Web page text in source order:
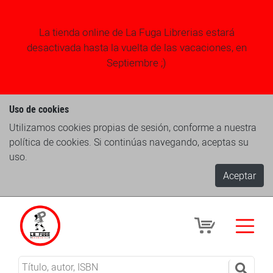
La tienda online de La Fuga Librerias estará
desactivada hasta la vuelta de las vacaciones, en
Septiembre ;)
Uso de cookies
Utilizamos cookies propias de sesión, conforme a nuestra
política de cookies. Si continúas navegando, aceptas su
uso.
Aceptar